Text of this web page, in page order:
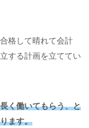
格して晴れて会計
する計画を立ててい
く働いてもらう、と
ます。